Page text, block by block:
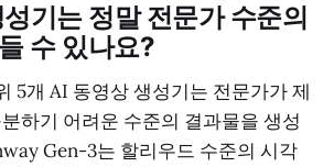
기는 정말 전문가 수준의
수 있나요?
5개 AI 동영상 생성기는 전문가가 제
하기 어려운 수준의 결과물을 생성
Gen-3는 할리우드 수준의 시각